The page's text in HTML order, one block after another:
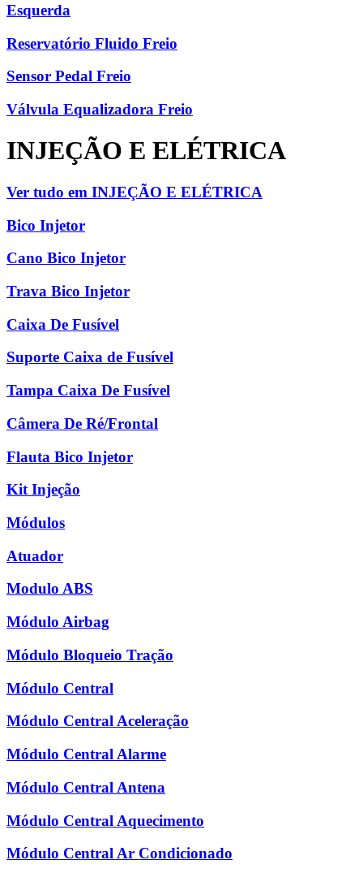
Esquerda
Reservatório Fluido Freio
Sensor Pedal Freio
Válvula Equalizadora Freio
INJEÇÃO E ELÉTRICA
Ver tudo em INJEÇÃO E ELÉTRICA
Bico Injetor
Cano Bico Injetor
Trava Bico Injetor
Caixa De Fusível
Suporte Caixa de Fusível
Tampa Caixa De Fusível
Câmera De Ré/Frontal
Flauta Bico Injetor
Kit Injeção
Módulos
Atuador
Modulo ABS
Módulo Airbag
Módulo Bloqueio Tração
Módulo Central
Módulo Central Aceleração
Módulo Central Alarme
Módulo Central Antena
Módulo Central Aquecimento
Módulo Central Ar Condicionado